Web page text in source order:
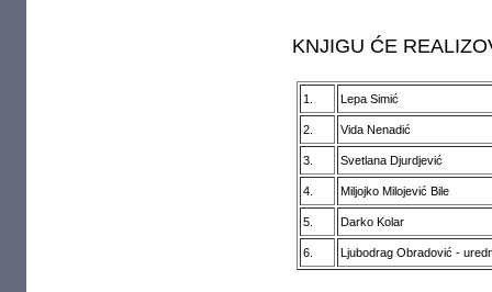
KNJIGU ĆE
1. Lepa Simić
2. Vida Nenadić
3. Svetlana Djurdjević
4. Miljojko Milojević Bile
5. Darko Kolar
6. Ljubodrag Obradović -